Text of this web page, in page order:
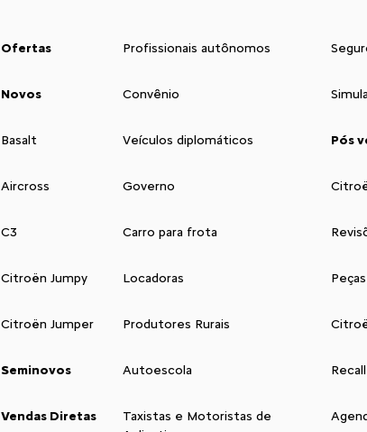
Ofertas
Novos
Basalt
Aircross
C3
Citroën Jumpy
Citroën Jumper
Seminovos
Vendas Diretas
Profissionais autônomos
Convênio
Veículos diplomáticos
Governo
Carro para frota
Locadoras
Produtores Rurais
Autoescola
Taxistas e Motoristas de
Pós
Recall